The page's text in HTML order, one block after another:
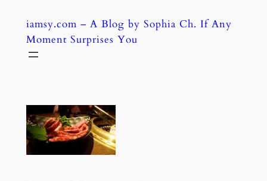
content
iamsy.com – A Blog by Sophia Ch. If Any
Moment Surprises You